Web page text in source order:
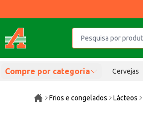
Compre por categoria Cervejas
Frios e congelados Lácteos